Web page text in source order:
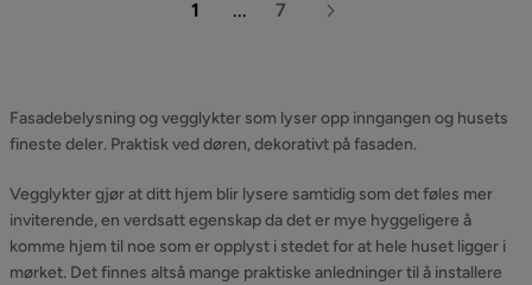
1 ... 7
Fasadebelysning og vegglykter som lyser opp inngangen og husets
fineste deler. Praktisk ved døren, dekorativt på fasaden.
Vegglykter gjør at ditt hjem blir lysere samtidig som det føles mer
inviterende, en verdsatt egenskap da det er mye hyggeligere å
komme hjem til noe som er opplyst i stedet for at hele huset ligger i
mørket. Det finnes altså mange praktiske anledninger til å installere